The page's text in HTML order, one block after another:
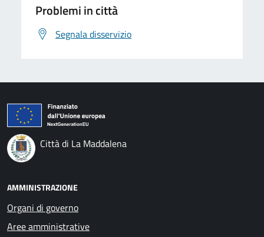
Problemi in città
Segnala disservizio
Città di La Maddalena
AMMINISTRAZIONE
Organi di governo
Aree amministrative